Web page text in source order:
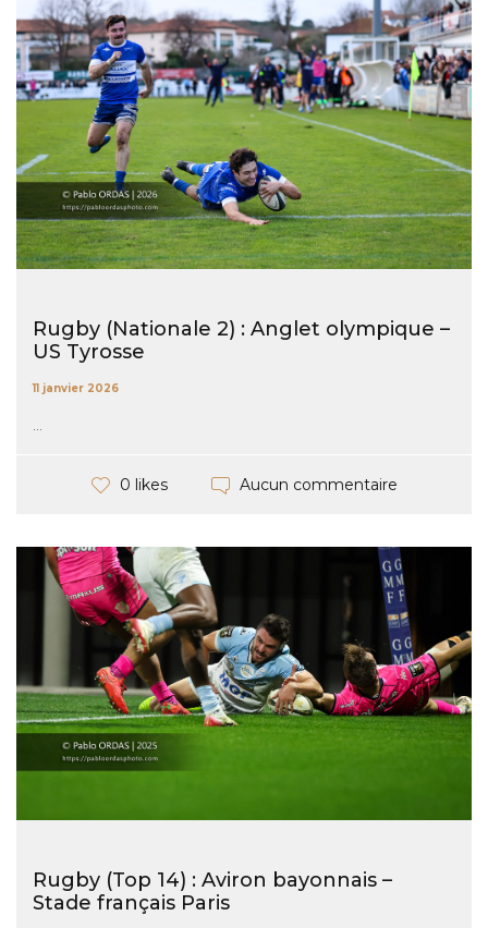
Rugby (Nationale 2) : Anglet olympique –
US Tyrosse
11 janvier 2026
...
0 likes Aucun commentaire
Rugby (Top 14) : Aviron bayonnais –
Stade français Paris